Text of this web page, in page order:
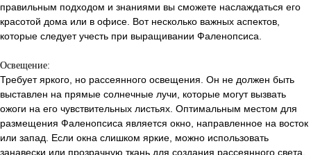
правильным подходом и знаниями вы сможете наслаждаться его
красотой дома или в офисе. Вот несколько важных аспектов,
которые следует учесть при выращивании Фаленопсиса.
Освещение:
Требует яркого, но рассеянного освещения. Он не должен быть
выставлен на прямые солнечные лучи, которые могут вызвать
ожоги на его чувствительных листьях. Оптимальным местом для
размещения Фаленопсиса является окно, направленное на восток
или запад. Если окна слишком яркие, можно использовать
занавески или прозрачную ткань для создания рассеянного света.